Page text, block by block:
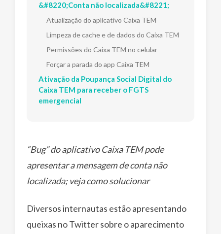
&#8220;Conta não localizada&#8221;
Atualização do aplicativo Caixa TEM
Limpeza de cache e de dados do Caixa TEM
Permissões do Caixa TEM no celular
Forçar a parada do app Caixa TEM
Ativação da Poupança Social Digital do
Caixa TEM para receber o FGTS
emergencial
“Bug” do aplicativo Caixa TEM pode
apresentar a mensagem de conta não
localizada; veja como solucionar
Diversos internautas estão apresentando
queixas no Twitter sobre o aparecimento